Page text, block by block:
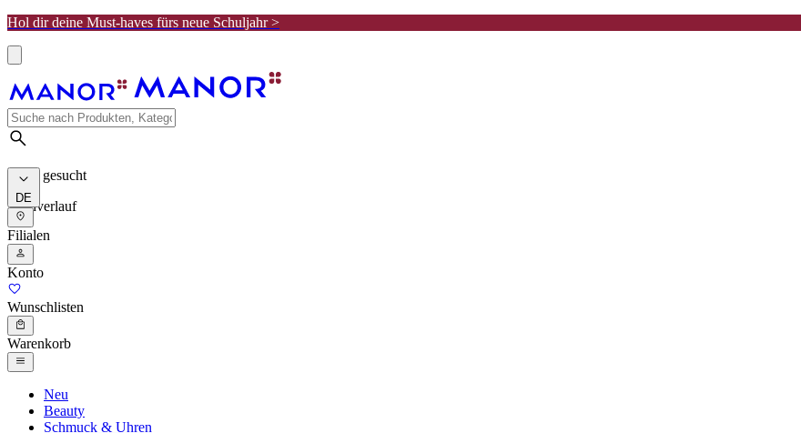
Hol dir deine Must-haves fürs neue Schuljahr >
Meist gesucht
Suchverlauf
DE
Filialen
Konto
Wunschlisten
Warenkorb
Neu
Beauty
Schmuck & Uhren